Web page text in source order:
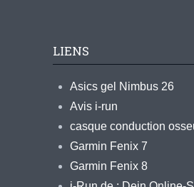
LIENS
Asics gel Nimbus 26
Avis i-run
casque conduction
Garmin Fenix 7
Garmin Fenix 8